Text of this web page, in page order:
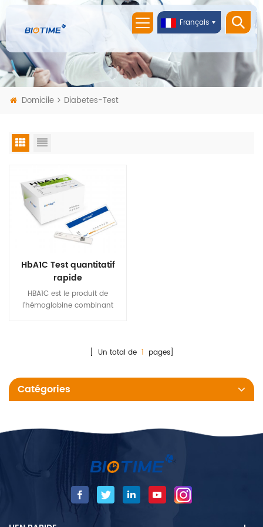
Français
Domicile Diabetes-Test
HbA1C Test quantitatif
rapide
HBA1C est le produit de
l'hémoglobine combinant
glycémie sur le au milieu de
[ Un total de 1 pages]
Catégories